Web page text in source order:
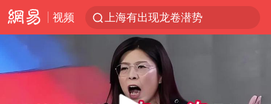
视频
上海有出现龙卷潜势
白海豚逼近浙闽沿海